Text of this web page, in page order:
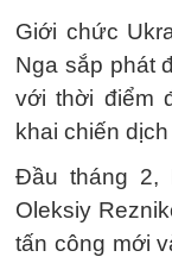
Giới chức
Nga sắp phát
với thời điểm
khai chiến
Đầu tháng 2,
Oleksiy
tấn công mới